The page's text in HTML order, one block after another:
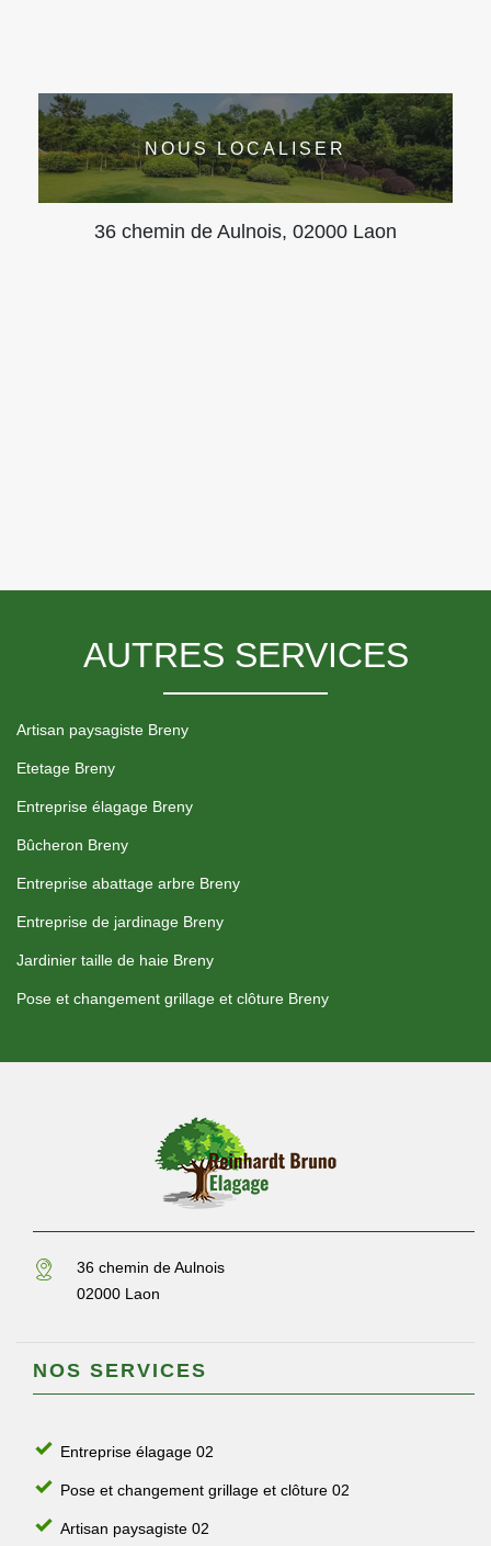
NOUS LOCALISER
36 chemin de Aulnois, 02000 Laon
AUTRES SERVICES
Artisan paysagiste Breny
Etetage Breny
Entreprise élagage Breny
Bûcheron Breny
Entreprise abattage arbre Breny
Entreprise de jardinage Breny
Jardinier taille de haie Breny
Pose et changement grillage et clôture Breny
36 chemin de Aulnois
02000 Laon
NOS SERVICES
Entreprise élagage 02
Pose et changement grillage et clôture 02
Artisan paysagiste 02